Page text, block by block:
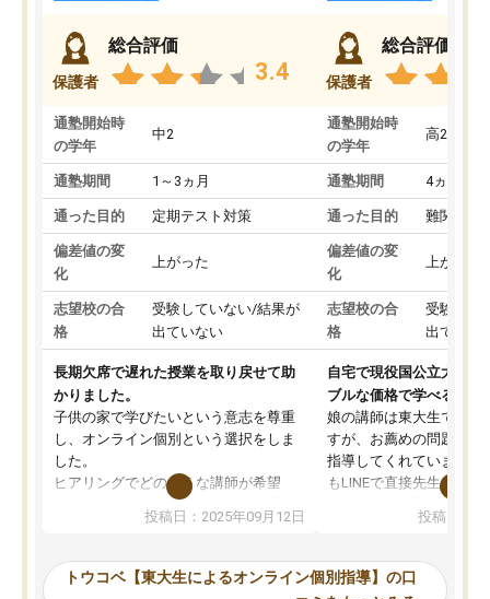
保護者
総合評価
3.4
通塾開始時
の学年
中2
通塾期間 1～3ヵ月
通った目的 定期テスト対策
偏差値の変
化
上がった
志望校の合
格
受験していない/結果が
出ていない
長期欠席で遅れた授業を取り戻せて助
かりました。
子供の家で学びたいという意志を尊重
し、オンライン個別という選択をしま
した。
ヒアリングでどのような講師が希望
か、オプションは付帯するかなど選ぶ
事が出来ました。
ーティングを行い、その講師で良いか
投稿日：2025年09月12日
保護者
総合評価
通塾開始時
の学年
高2
通塾期間 4ヵ月～1
通った目的 難関私立
偏差値の変
化
上がった
志望校の合
格
受験して
出ていな
自宅で現役国公立大学生
ブルな価格で学べる
娘の講師は東大生では無
すが、お薦めの問題集や
指導してくれています。
もLINEで直接先生に質問
めれるので、個人に合
いなのがあり(有料)、受
ことをどんなスケジュー
投稿日：
トウコベ【東大生によるオンライン個別指導】の口